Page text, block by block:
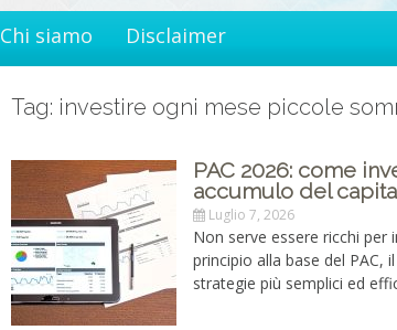
Chi siamo Disclaimer
Tag: investire ogni mese piccole
PAC 2026: come
accumulo del
Luglio 7, 2026
Non serve essere ricchi per
principio alla base del PAC,
strategie più semplici ed